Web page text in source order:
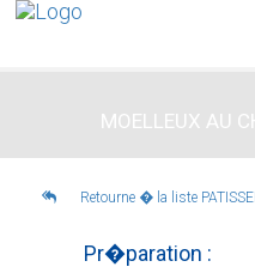
MOELLEUX AU
Retourne � la liste
Pr�paration :